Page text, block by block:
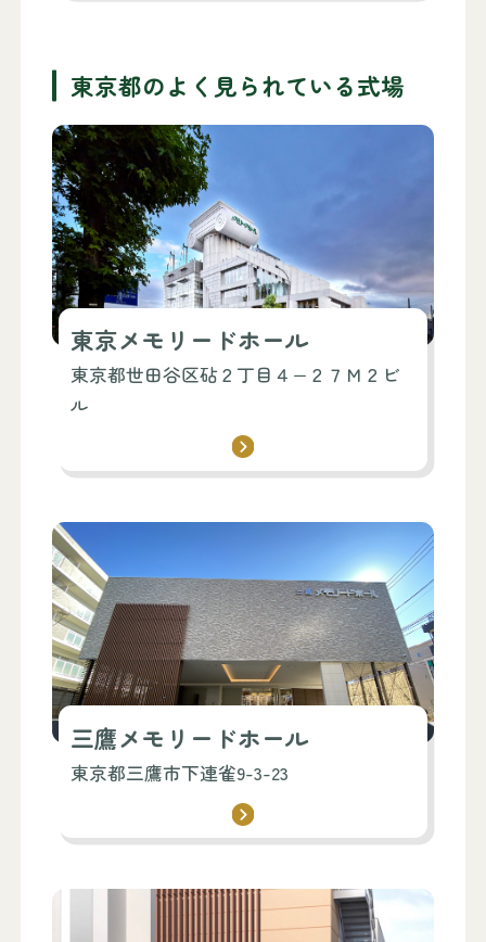
東京都のよく見られている式場
東京メモリードホール
東京都世田谷区砧２丁目４−２７Ｍ２ビ
ル
三鷹メモリードホール
東京都三鷹市下連雀9-3-23